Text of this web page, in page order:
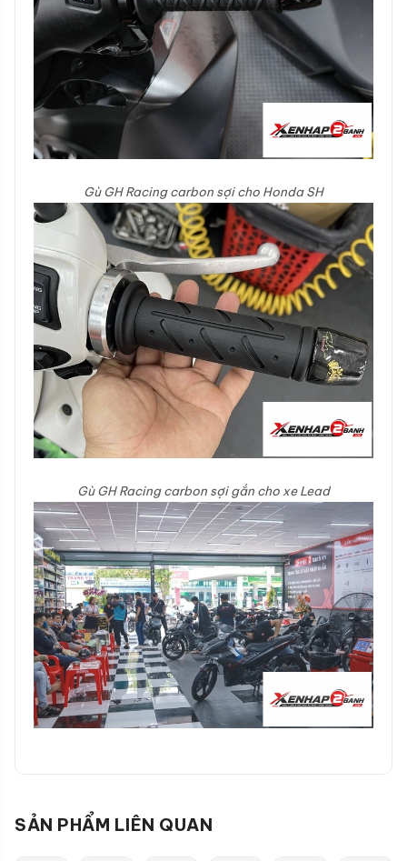
Gù GH Racing carbon sợi cho Honda SH
Gù GH Racing carbon sợi gắn cho xe Lead
SẢN PHẨM LIÊN QUAN